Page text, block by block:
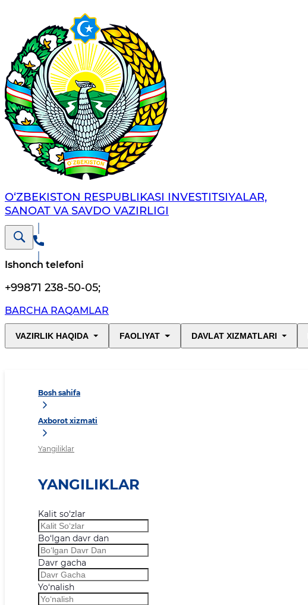
O‘ZBEKISTON RESPUBLIKASI INVESTITSIYALAR,
SANOAT VA SAVDO VAZIRLIGI
Ishonch telefoni
+99871 238-50-05;
BARCHA RAQAMLAR
VAZIRLIK HAQIDA FAOLIYAT DAVLAT XIZMATLARI
Bosh sahifa
Axborot xizmati
Yangiliklar
YANGILIKLAR
Kalit so‘zlar
Bo‘lgan davr dan
Davr gacha
Yo‘nalish